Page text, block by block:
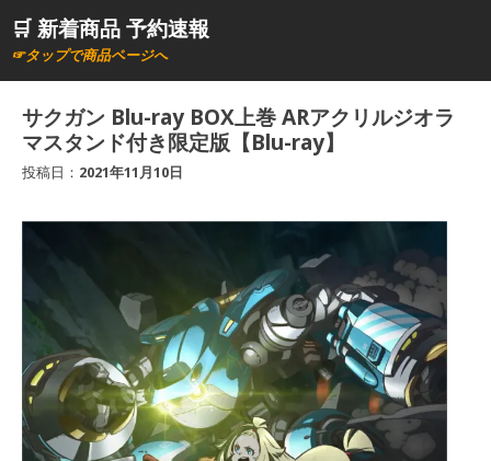
ン🛒 新着商品 予約速報
☞タップで商品ページへ
サクガン Blu-ray BOX上巻 ARアクリルジオラ
マスタンド付き限定版【Blu-ray】
投稿日： 2021年11月10日